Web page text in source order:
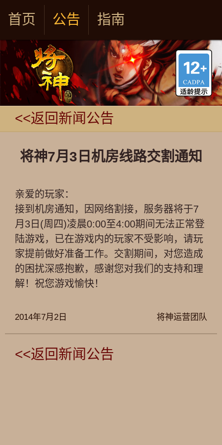
首页 公告 指南
<<返回新闻公告
将神7月3日机房线路交割通知
亲爱的玩家：
接到机房通知，因网络割接，服务器将于7
月3日(周四)凌晨0:00至4:00期间无法正常登
陆游戏，已在游戏内的玩家不受影响，请玩
家提前做好准备工作。交割期间，对您造成
的困扰深感抱歉，感谢您对我们的支持和理
解！祝您游戏愉快！
将神运营团队
2014年7月2日
<<返回新闻公告